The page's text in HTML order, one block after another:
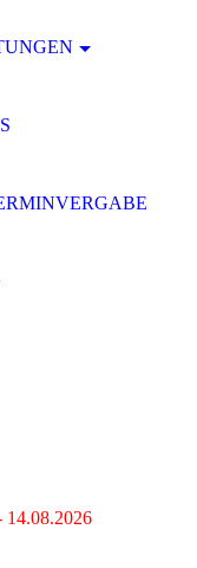
14.08.2026